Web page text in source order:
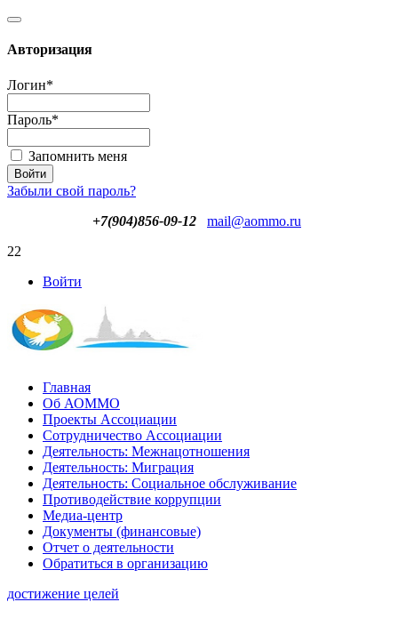
Авторизация
Логин*
Пароль*
Запомнить меня
Забыли свой пароль?
+7(904)856-09-12
mail@aommo.ru
22
Войти
Главная
Об АОММО
Проекты Ассоциации
Сотрудничество Ассоциации
Деятельность: Межнацотношения
Деятельность: Миграция
Деятельность: Социальное обслуживание
Противодействие коррупции
Медиа-центр
Документы (финансовые)
Отчет о деятельности
Обратиться в организацию
достижение целей